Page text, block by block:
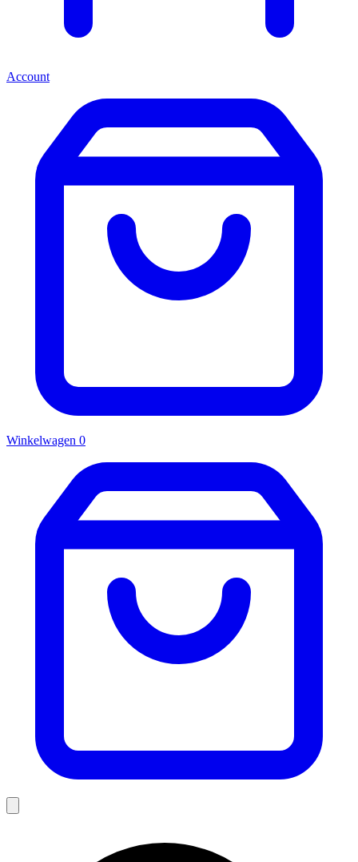
Account
Winkelwagen 0